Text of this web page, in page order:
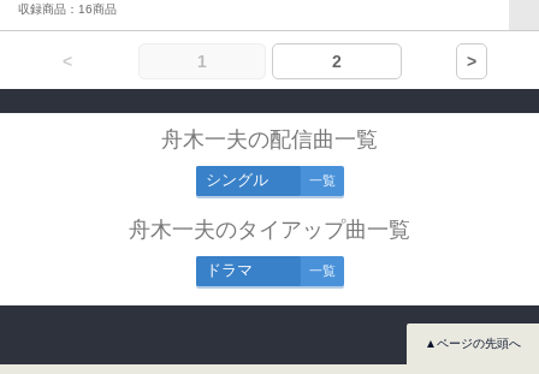
収録商品：16商品
< 1 2 >
舟木一夫の配信曲一覧
シングル 一覧
舟木一夫のタイアップ曲一覧
ドラマ 一覧
▲ページの先頭へ